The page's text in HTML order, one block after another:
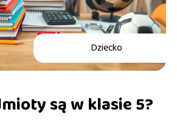
Dziecko
są w klasie 5?